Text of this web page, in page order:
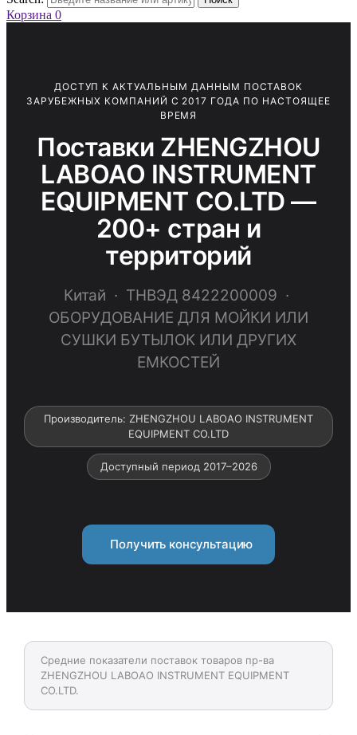
Корзина 0
ДОСТУП К АКТУАЛЬНЫМ ДАННЫМ ПОСТАВОК
ЗАРУБЕЖНЫХ КОМПАНИЙ С 2017 ГОДА ПО НАСТОЯЩЕЕ
ВРЕМЯ
Поставки ZHENGZHOU
LABOAO INSTRUMENT
EQUIPMENT CO.LTD —
200+ стран и
территорий
Китай · ТНВЭД 8422200009 ·
ОБОРУДОВАНИЕ ДЛЯ МОЙКИ ИЛИ
СУШКИ БУТЫЛОК ИЛИ ДРУГИХ
ЕМКОСТЕЙ
Производитель: ZHENGZHOU LABOAO INSTRUMENT
EQUIPMENT CO.LTD
Доступный период 2017–2026
Получить консультацию
Средние показатели поставок товаров пр-ва
ZHENGZHOU LABOAO INSTRUMENT EQUIPMENT
CO.LTD.